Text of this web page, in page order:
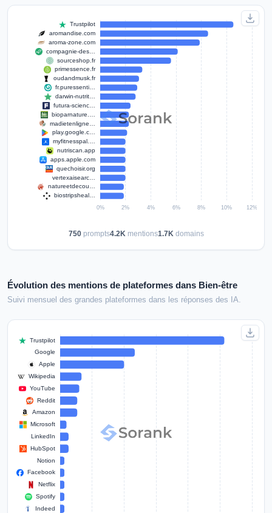
750prompts4.2Kmentions1.7Kdomains
Évolution des mentions de plateformes dans Bien-être
Suivi mensuel des grandes plateformes dans les réponses des IA.